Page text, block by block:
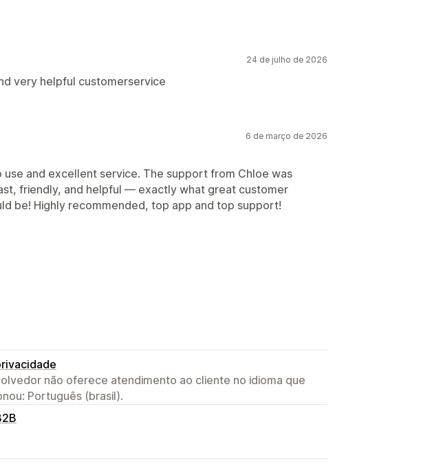
24 de julho de 2026
very helpful customerservice
6 de março de 2026
use and excellent service. The support from Chloe was
friendly, and helpful — exactly what great customer
be! Highly recommended, top app and top support!
não oferece atendimento ao cliente no idioma que
Português (brasil).